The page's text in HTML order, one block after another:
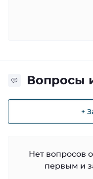
Вопросы
+
Нет вопросов
первым и